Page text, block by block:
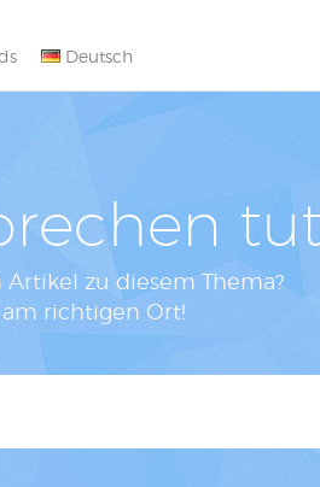
Deutsch
zu diesem Thema?
am richtigen Ort!